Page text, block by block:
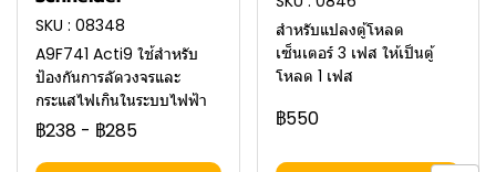
SKU : 08348
A9F741 Acti9 ใช้สำหรับ
ป้องกันการลัดวงจรและ
กระแสไฟเกินในระบบไฟฟ้า
฿238 - ฿285
สำหรับแปลงตู้โหลด
เซ็นเตอร์ 3 เฟส ให้เป็นตู้
โหลด 1 เฟส
฿550